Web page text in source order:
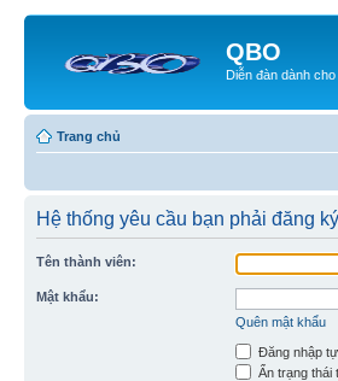
QBO
Diễn đàn dành
Trang chủ
Hệ thống yêu cầu bạn phải đăng
Tên thành viên:
Mật khẩu:
Quên mật khẩu
Đăng nhập
Ẩn trạng thái